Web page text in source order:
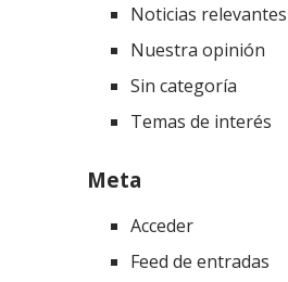
Noticias relevantes
Nuestra opinión
Sin categoría
Temas de interés
Meta
Acceder
Feed de entradas